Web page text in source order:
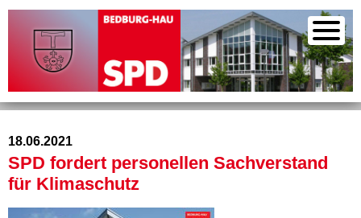
18.06.2021
SPD fordert personellen Sachverstand
für Klimaschutz